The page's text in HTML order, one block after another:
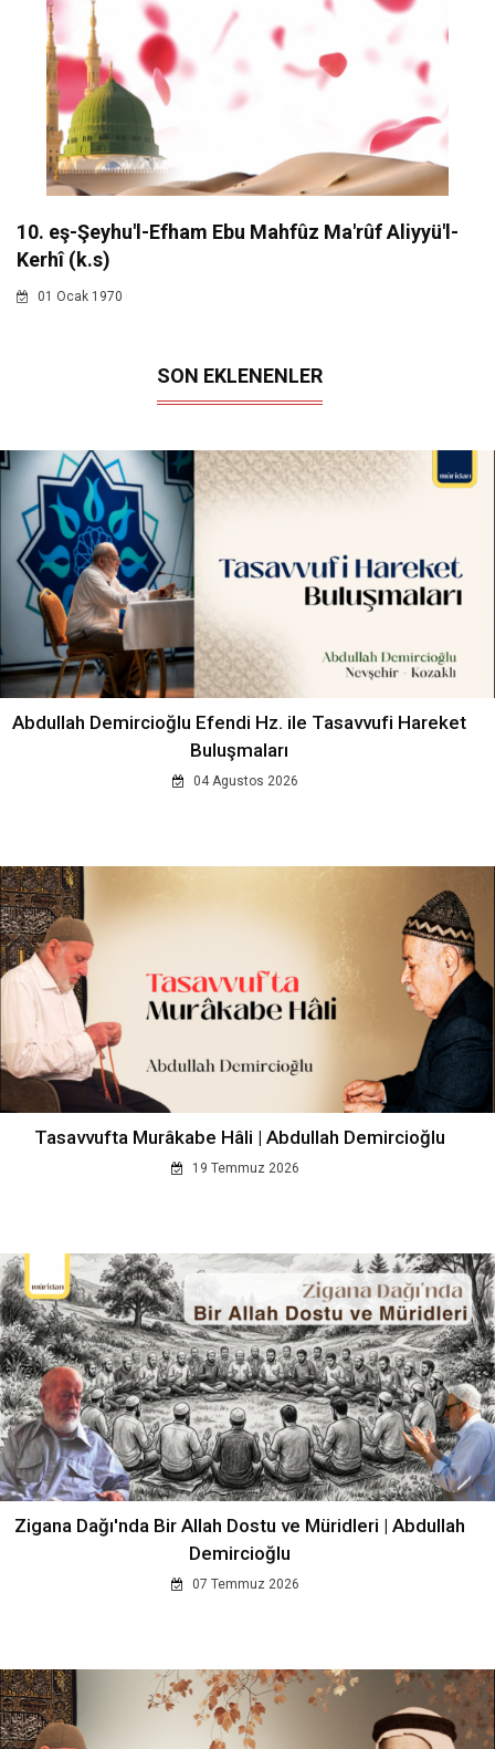
10. eş-Şeyhu'l-Efham Ebu Mahfûz Ma'rûf Aliyyü'l-
Kerhî (k.s)
01 Ocak 1970
SON EKLENENLER
Abdullah Demircioğlu Efendi Hz. ile Tasavvufi Hareket
Buluşmaları
04 Agustos 2026
Tasavvufta Murâkabe Hâli | Abdullah Demircioğlu
19 Temmuz 2026
Zigana Dağı'nda Bir Allah Dostu ve Müridleri | Abdullah
Demircioğlu
07 Temmuz 2026